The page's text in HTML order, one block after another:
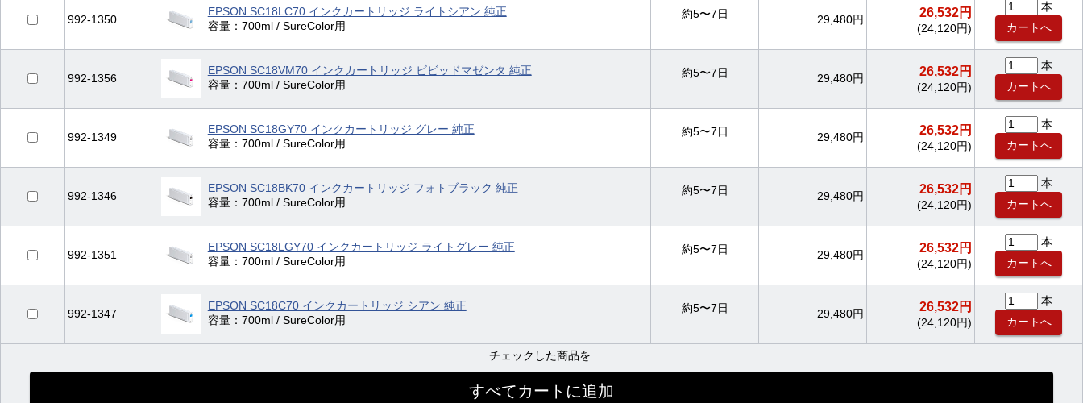
992-1350
EPSON SC18LC70 インクカートリッジ ライトシアン 純正
容量：700ml / SureColor用
約5〜7日 29,480円
26,532円
(24,120円)
本
992-1356
EPSON SC18VM70 インクカートリッジ ビビッドマゼンタ 純正
容量：700ml / SureColor用
約5〜7日 29,480円
26,532円
(24,120円)
本
992-1349
EPSON SC18GY70 インクカートリッジ グレー 純正
容量：700ml / SureColor用
約5〜7日 29,480円
26,532円
(24,120円)
本
992-1346
EPSON SC18BK70 インクカートリッジ フォトブラック 純正
容量：700ml / SureColor用
約5〜7日 29,480円
26,532円
(24,120円)
本
992-1351
EPSON SC18LGY70 インクカートリッジ ライトグレー 純正
容量：700ml / SureColor用
約5〜7日 29,480円
26,532円
(24,120円)
本
992-1347
EPSON SC18C70 インクカートリッジ シアン 純正
容量：700ml / SureColor用
約5〜7日 29,480円
26,532円
(24,120円)
本
チェックした商品を